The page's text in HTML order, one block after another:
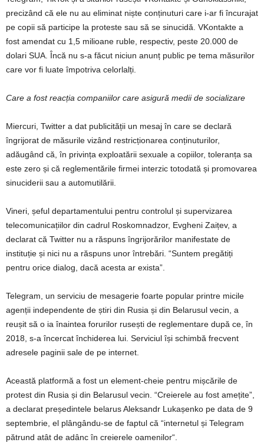
precizând că ele nu au eliminat niște conținuturi care i-ar fi încurajat
pe copii să participe la proteste sau să se sinucidă. VKontakte a
fost amendat cu 1,5 milioane ruble, respectiv, peste 20.000 de
dolari SUA. Încă nu s-a făcut niciun anunț public pe tema măsurilor
care vor fi luate împotriva celorlalți.
Care a fost reacția companiilor care asigură medii de socializare
Miercuri, Twitter a dat publicității un mesaj în care se declară
îngrijorat de măsurile vizând restricționarea conținuturilor,
adăugând că, în privința exploatării sexuale a copiilor, toleranța sa
este zero și că reglementările firmei interzic totodată și promovarea
sinuciderii sau a automutilării.
Vineri, șeful departamentului pentru controlul și supervizarea
telecomunicațiilor din cadrul Roskomnadzor, Evgheni Zaițev, a
declarat că Twitter nu a răspuns îngrijorărilor manifestate de
instituție și nici nu a răspuns unor întrebări. “Suntem pregătiți
pentru orice dialog, dacă acesta ar exista”.
Telegram, un serviciu de mesagerie foarte popular printre micile
agenții independente de știri din Rusia și din Belarusul vecin, a
reușit să o ia înaintea forurilor rusești de reglementare după ce, în
2018, s-a încercat închiderea lui. Serviciul își schimbă frecvent
adresele paginii sale de pe internet.
Această platformă a fost un element-cheie pentru mișcările de
protest din Rusia și din Belarusul vecin. “Creierele au fost amețite”,
a declarat președintele belarus Aleksandr Lukașenko pe data de 9
septembrie, el plângându-se de faptul că “internetul și Telegram
pătrund atât de adânc în creierele oamenilor“.